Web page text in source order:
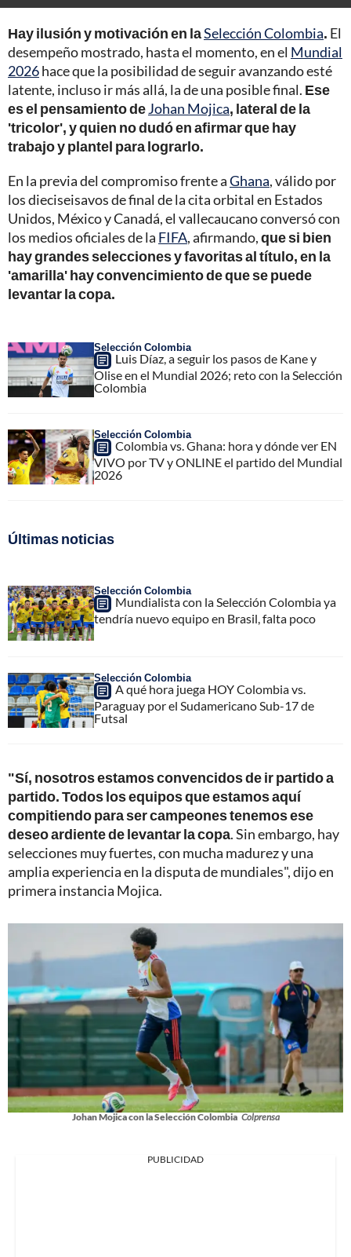
Hay ilusión y motivación en laSelección Colombia. El
desempeño mostrado, hasta el momento, en el Mundial
2026hace que la posibilidad de seguir avanzando esté
latente, incluso ir más allá, la de una posible final. Ese
es el pensamiento deJohan Mojica, lateral de la
'tricolor', y quien no dudó en afirmar que hay
trabajo y plantel para lograrlo.
En la previa del compromiso frente aGhana, válido por
los dieciseisavos de final de la cita orbital en Estados
Unidos, México y Canadá, el vallecaucano conversó con
los medios oficiales de la FIFA, afirmando,que si bien
hay grandes selecciones y favoritas al título, en la
'amarilla' hay convencimiento de que se puede
levantar la copa.
Selección Colombia
Luis Díaz, a seguir los pasos de Kane y
Olise en el Mundial 2026; reto con la Selección
Colombia
Selección Colombia
Colombia vs. Ghana: hora y dónde ver EN
VIVO por TV y ONLINE el partido del Mundial
2026
Últimas noticias
Selección Colombia
Mundialista con la Selección Colombia ya
tendría nuevo equipo en Brasil, falta poco
Selección Colombia
A qué hora juega HOY Colombia vs.
Paraguay por el Sudamericano Sub-17 de
Futsal
"Sí, nosotros estamos convencidos de ir partido a
partido.Todos los equipos que estamos aquí
compitiendo para ser campeones tenemos ese
deseo ardiente de levantar la copa. Sin embargo, hay
selecciones muy fuertes, con mucha madurez y una
amplia experiencia en la disputa de mundiales", dijo en
primera instancia Mojica.
Johan Mojica con la Selección Colombia Colprensa
PUBLICIDAD